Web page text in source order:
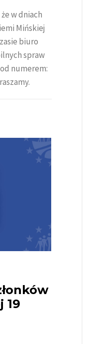
w dniach
Mińskiej
biuro
spraw
numerem:
19